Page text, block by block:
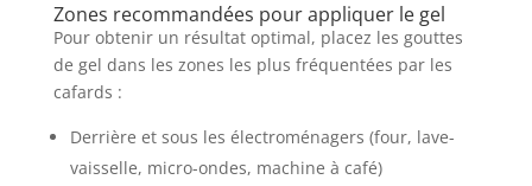
Zones recommandées pour appliquer le gel
Pour obtenir un résultat optimal, placez les gouttes
de gel dans les zones les plus fréquentées par les
cafards :
Derrière et sous les électroménagers (four, lave-
vaisselle, micro-ondes, machine à café)